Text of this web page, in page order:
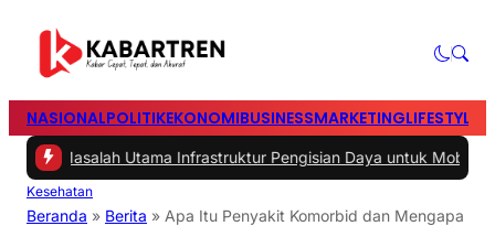
NASIONALPOLITIKEKONOMIBUSINESSMARKETINGLIFESTYLE
Utama Infrastruktur Pengisian Daya untuk Mobil Listrik
Kesehatan
Beranda » Berita » Apa Itu Penyakit Komorbid dan Mengapa